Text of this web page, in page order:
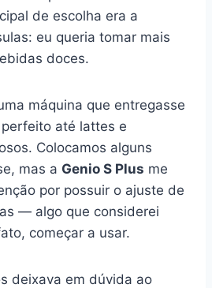
de escolha era a
eu queria tomar mais
doces.
máquina que entregasse
até lattes e
Colocamos alguns
mas a Genio S Plus me
por possuir o ajuste de
— algo que considerei
começar a usar.
deixava em dúvida ao